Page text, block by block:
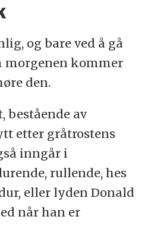
og bare ved å gå
morgenen kommer
den.
bestående av
etter gråtrostens
inngår i
rullende, hes
eller lyden Donald
når han er